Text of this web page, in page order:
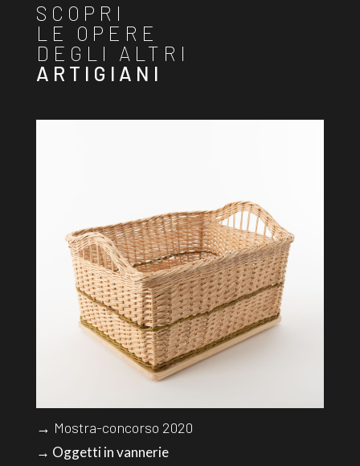
SCOPRI
LE OPERE
DEGLI ALTRI
ARTIGIANI
→ Mostra-concorso 2020
→ Oggetti in vannerie